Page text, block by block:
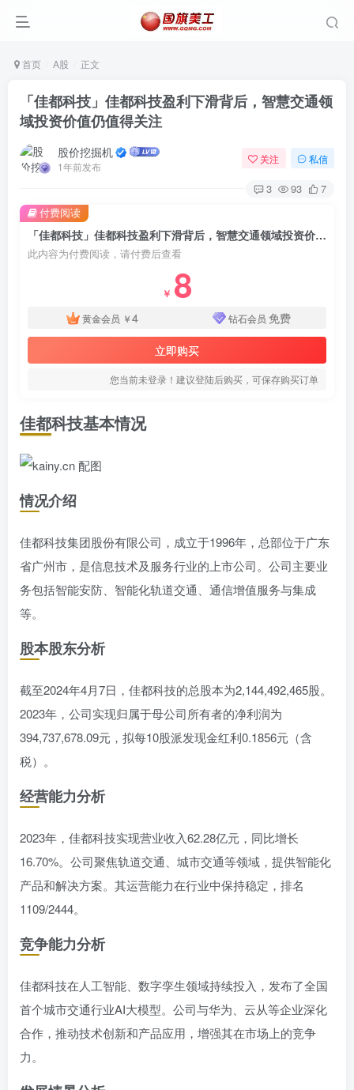
首页 A股 正文
「佳都科技」佳都科技盈利下滑背后，智慧交通领
域投资价值仍值得关注
股价挖掘机
1年前发布
关注 私信
3 93 7
「佳都科技」佳都科技盈利下滑背后，智慧交通领域投资价值仍值得关注
此内容为付费阅读，请付费后查看
￥ 8
黄金会员 ￥4 钻石会员 免费
立即购买
您当前未登录！建议登陆后购买，可保存购买订单
付费阅读
佳都科技基本情况
情况介绍
佳都科技集团股份有限公司，成立于1996年，总部位于广东
省广州市，是信息技术及服务行业的上市公司。公司主要业
务包括智能安防、智能化轨道交通、通信增值服务与集成
等。
股本股东分析
截至2024年4月7日，佳都科技的总股本为2,144,492,465股。
2023年，公司实现归属于母公司所有者的净利润为
394,737,678.09元，拟每10股派发现金红利0.1856元（含
税）。
经营能力分析
2023年，佳都科技实现营业收入62.28亿元，同比增长
16.70%。公司聚焦轨道交通、城市交通等领域，提供智能化
产品和解决方案。其运营能力在行业中保持稳定，排名
1109/2444。
竞争能力分析
佳都科技在人工智能、数字孪生领域持续投入，发布了全国
首个城市交通行业AI大模型。公司与华为、云从等企业深化
合作，推动技术创新和产品应用，增强其在市场上的竞争
力。